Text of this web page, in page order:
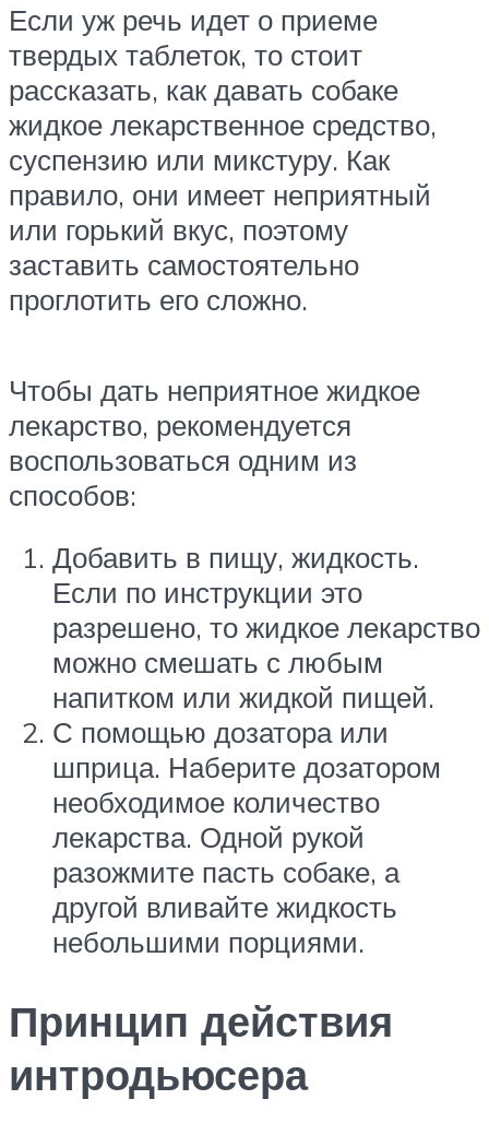
Если уж речь идет о приеме
твердых таблеток, то стоит
рассказать, как давать собаке
жидкое лекарственное средство,
суспензию или микстуру. Как
правило, они имеет неприятный
или горький вкус, поэтому
заставить самостоятельно
проглотить его сложно.
Чтобы дать неприятное жидкое
лекарство, рекомендуется
воспользоваться одним из
способов:
Добавить в пищу, жидкость.
Если по инструкции это
разрешено, то жидкое лекарство
можно смешать с любым
напитком или жидкой пищей.
С помощью дозатора или
шприца. Наберите дозатором
необходимое количество
лекарства. Одной рукой
разожмите пасть собаке, а
другой вливайте жидкость
небольшими порциями.
Принцип действия
интродьюсера